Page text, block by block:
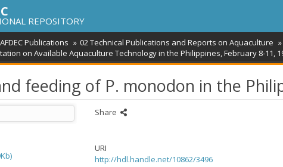
REPOSITORY
Publications 02 Technical Publications and Reports on Aquaculture
on Available Aquaculture Technology in the Philippines, February 8-11,
feeding of P. monodon in the
Share
URI
http://hdl.handle.net/10862/3496